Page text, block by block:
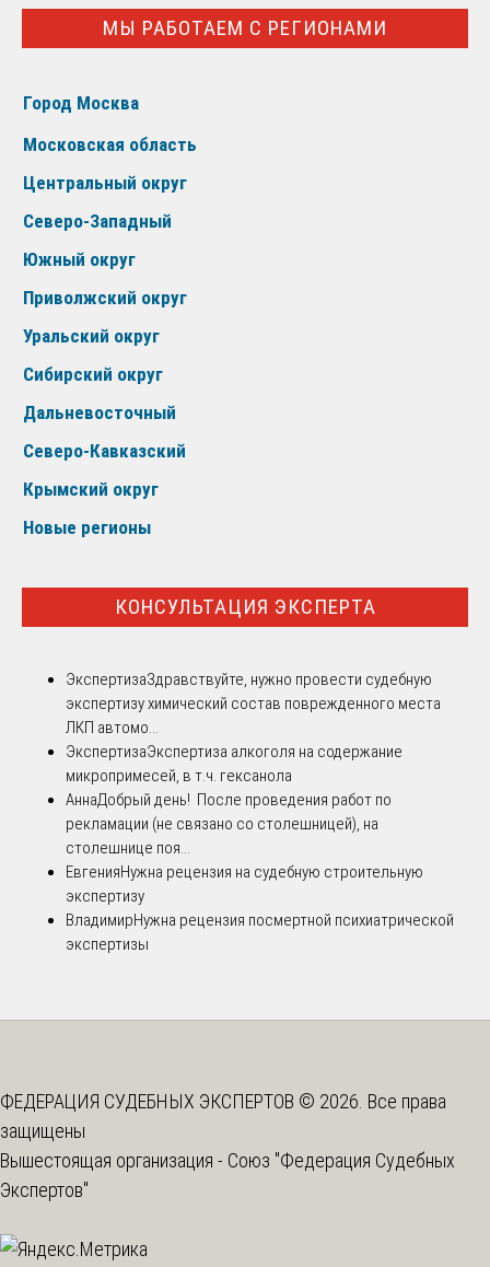
МЫ РАБОТАЕМ С РЕГИОНАМИ
Город Москва
Московская область
Центральный округ
Северо-Западный
Южный округ
Приволжский округ
Уральский округ
Сибирский округ
Дальневосточный
Северо-Кавказский
Крымский округ
Новые регионы
КОНСУЛЬТАЦИЯ ЭКСПЕРТА
ЭкспертизаЗдравствуйте, нужно провести судебную
экспертизу химический состав поврежденного места
ЛКП автомо...
ЭкспертизаЭкспертиза алкоголя на содержание
микропримесей, в т.ч. гексанола
АннаДобрый день! После проведения работ по
рекламации (не связано со столешницей), на
столешнице поя...
ЕвгенияНужна рецензия на судебную строительную
экспертизу
ВладимирНужна рецензия посмертной психиатрической
экспертизы
ФЕДЕРАЦИЯ СУДЕБНЫХ ЭКСПЕРТОВ © 2026. Все права
защищены
Вышестоящая организация - Союз "Федерация Судебных
Экспертов"